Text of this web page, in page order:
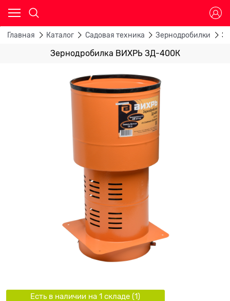
Главная Каталог Садовая техника Зернодробилки
Зернодробилка ВИХРЬ ЗД-400К
Есть в наличии на 1 складe (1)